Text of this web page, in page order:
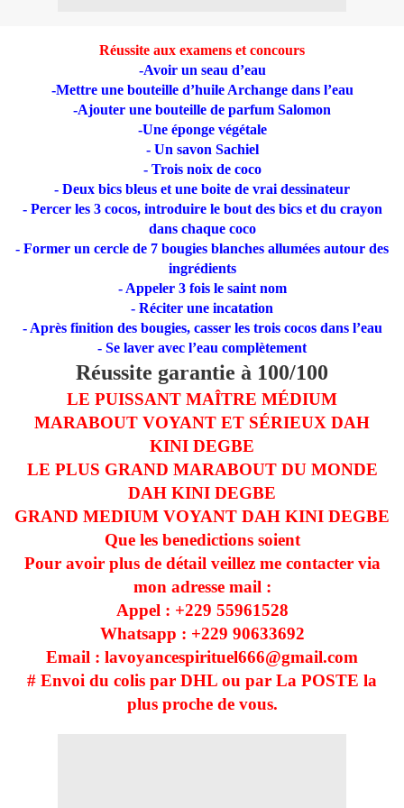
Réussite aux examens et concours
-Avoir un seau d’eau
-Mettre une bouteille d’huile Archange dans l’eau
-Ajouter une bouteille de parfum Salomon
-Une éponge végétale
- Un savon Sachiel
- Trois noix de coco
- Deux bics bleus et une boite de vrai dessinateur
- Percer les 3 cocos, introduire le bout des bics et du crayon
dans chaque coco
- Former un cercle de 7 bougies blanches allumées autour des
ingrédients
- Appeler 3 fois le saint nom
- Réciter une incatation
- Après finition des bougies, casser les trois cocos dans l’eau
- Se laver avec l’eau complètement
Réussite garantie à 100/100
LE PUISSANT MAÎTRE MÉDIUM
MARABOUT VOYANT ET SÉRIEUX DAH
KINI DEGBE
LE PLUS GRAND MARABOUT DU MONDE
DAH KINI DEGBE
GRAND MEDIUM VOYANT DAH KINI DEGBE
Que les benedictions soient
Pour avoir plus de détail veillez me contacter via
mon adresse mail :
Appel : +229 55961528
Whatsapp : +229 90633692
Email : lavoyancespirituel666@gmail.com
# Envoi du colis par DHL ou par La POSTE la
plus proche de vous.